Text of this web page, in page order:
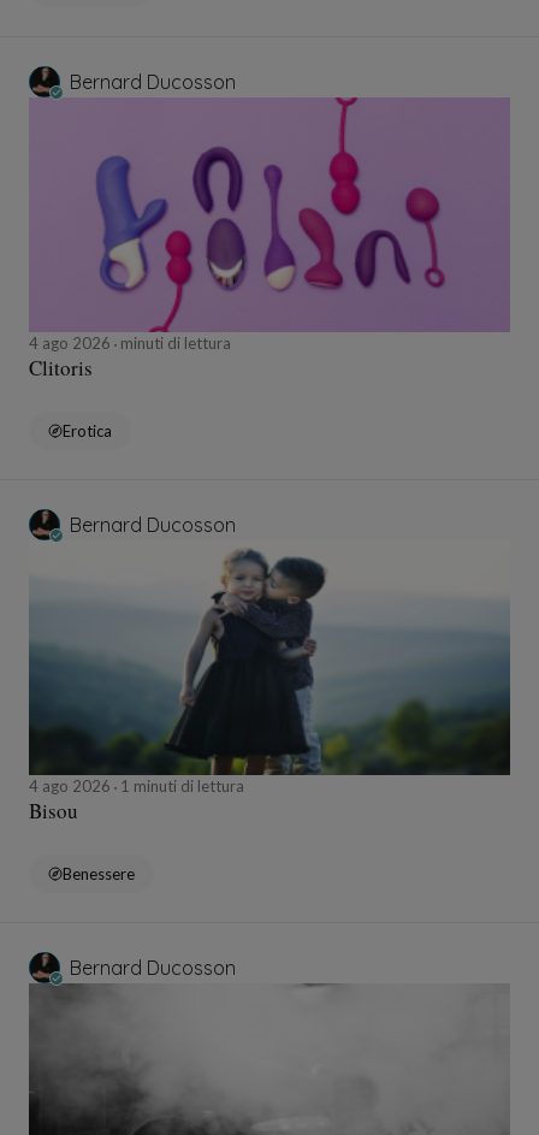
Bernard Ducosson
4 ago 2026 minuti di lettura
Clitoris
Erotica
Bernard Ducosson
4 ago 2026 1 minuti di lettura
Bisou
Benessere
Bernard Ducosson